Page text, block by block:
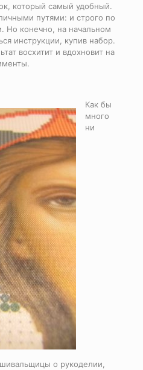
который самый удобный.
путями: и строго по
Но конечно, на начальном
инструкции, купив набор.
восхитит и вдохновит на
Как бы
много
ни
о рукоделии,